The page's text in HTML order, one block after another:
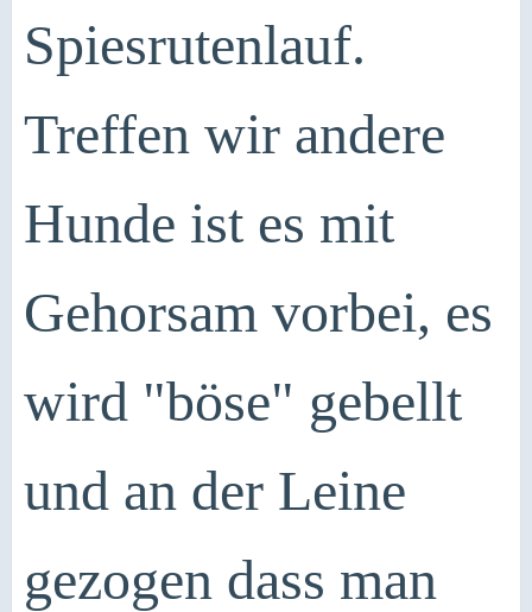
Spiesrutenlauf.
Treffen wir andere
Hunde ist es mit
Gehorsam vorbei, es
wird "böse" gebellt
und an der Leine
gezogen dass man